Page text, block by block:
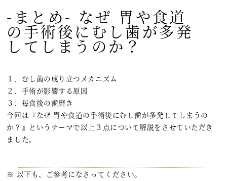
-まとめ- なぜ 胃や食道
の手術後にむし歯が多発
してしまうのか？
１．むし歯の成り立つメカニズム
２．手術が影響する原因
３．毎食後の歯磨き
今回は『なぜ 胃や食道の手術後にむし歯が多発してしまうの
か？』というテーマで以上３点について解説をさせていただき
ました。
※ 以下も、ご参考になさってください。